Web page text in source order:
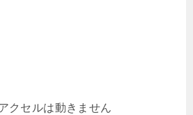
クセルは動きません